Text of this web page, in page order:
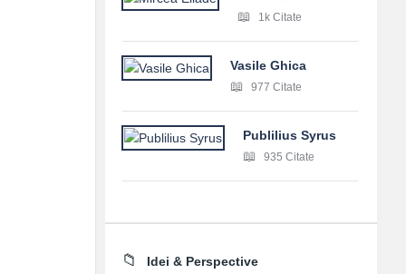
1k Citate
Vasile Ghica
977 Citate
Publilius Syrus
935 Citate
Idei & Perspective